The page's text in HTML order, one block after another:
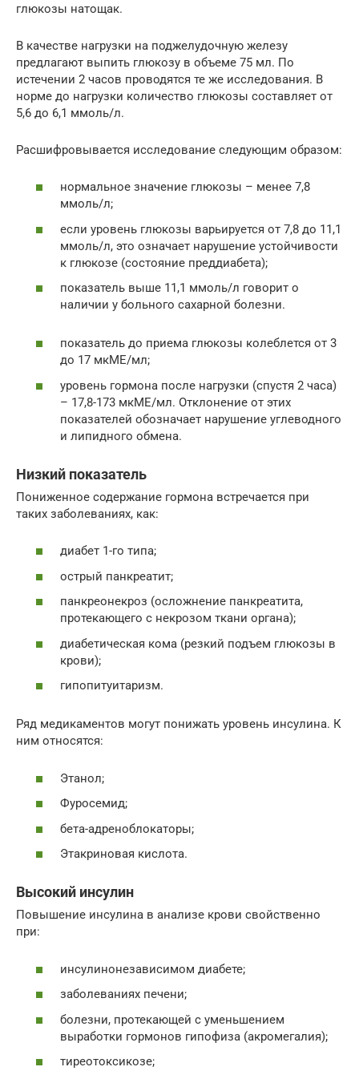
глюкозы натощак.
В качестве нагрузки на поджелудочную железу
предлагают выпить глюкозу в объеме 75 мл. По
истечении 2 часов проводятся те же исследования. В
норме до нагрузки количество глюкозы составляет от
5,6 до 6,1 ммоль/л.
Расшифровывается исследование следующим образом:
нормальное значение глюкозы – менее 7,8
ммоль/л;
если уровень глюкозы варьируется от 7,8 до 11,1
ммоль/л, это означает нарушение устойчивости
к глюкозе (состояние преддиабета);
показатель выше 11,1 ммоль/л говорит о
наличии у больного сахарной болезни.
показатель до приема глюкозы колеблется от 3
до 17 мкМЕ/мл;
уровень гормона после нагрузки (спустя 2 часа)
– 17,8-173 мкМЕ/мл. Отклонение от этих
показателей обозначает нарушение углеводного
и липидного обмена.
Низкий показатель
Пониженное содержание гормона встречается при
таких заболеваниях, как:
диабет 1-го типа;
острый панкреатит;
панкреонекроз (осложнение панкреатита,
протекающего с некрозом ткани органа);
диабетическая кома (резкий подъем глюкозы в
крови);
гипопитуитаризм.
Ряд медикаментов могут понижать уровень инсулина. К
ним относятся:
Этанол;
Фуросемид;
бета-адреноблокаторы;
Этакриновая кислота.
Высокий инсулин
Повышение инсулина в анализе крови свойственно
при:
инсулинонезависимом диабете;
заболеваниях печени;
болезни, протекающей с уменьшением
выработки гормонов гипофиза (акромегалия);
тиреотоксикозе;